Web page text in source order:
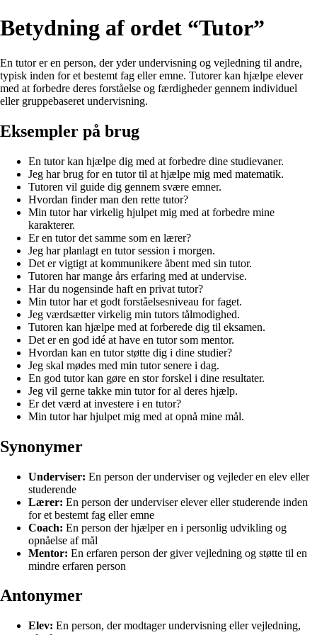
Betydning af ordet “Tutor”
En tutor er en person, der yder undervisning og vejledning til andre,
typisk inden for et bestemt fag eller emne. Tutorer kan hjælpe elever
med at forbedre deres forståelse og færdigheder gennem individuel
eller gruppebaseret undervisning.
Eksempler på brug
En tutor kan hjælpe dig med at forbedre dine studievaner.
Jeg har brug for en tutor til at hjælpe mig med matematik.
Tutoren vil guide dig gennem svære emner.
Hvordan finder man den rette tutor?
Min tutor har virkelig hjulpet mig med at forbedre mine
karakterer.
Er en tutor det samme som en lærer?
Jeg har planlagt en tutor session i morgen.
Det er vigtigt at kommunikere åbent med sin tutor.
Tutoren har mange års erfaring med at undervise.
Har du nogensinde haft en privat tutor?
Min tutor har et godt forståelsesniveau for faget.
Jeg værdsætter virkelig min tutors tålmodighed.
Tutoren kan hjælpe med at forberede dig til eksamen.
Det er en god idé at have en tutor som mentor.
Hvordan kan en tutor støtte dig i dine studier?
Jeg skal mødes med min tutor senere i dag.
En god tutor kan gøre en stor forskel i dine resultater.
Jeg vil gerne takke min tutor for al deres hjælp.
Er det værd at investere i en tutor?
Min tutor har hjulpet mig med at opnå mine mål.
Synonymer
Underviser: En person der underviser og vejleder en elev eller
studerende
Lærer: En person der underviser elever eller studerende inden
for et bestemt fag eller emne
Coach: En person der hjælper en i personlig udvikling og
opnåelse af mål
Mentor: En erfaren person der giver vejledning og støtte til en
mindre erfaren person
Antonymer
Elev: En person, der modtager undervisning eller vejledning,